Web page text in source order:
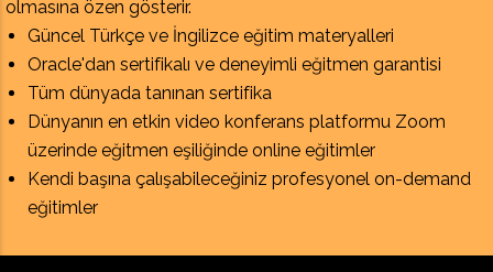
olmasına özen gösterir.
Güncel Türkçe ve İngilizce eğitim materyalleri
Oracle'dan sertifikalı ve deneyimli eğitmen garantisi
Tüm dünyada tanınan sertifika
Dünyanın en etkin video konferans platformu Zoom
üzerinde eğitmen eşiliğinde online eğitimler
Kendi başına çalışabileceğiniz profesyonel on-demand
eğitimler